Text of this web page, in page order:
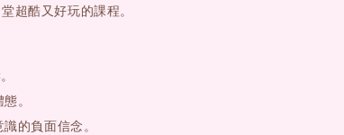
超酷又好玩的課程。
。
的負面信念。